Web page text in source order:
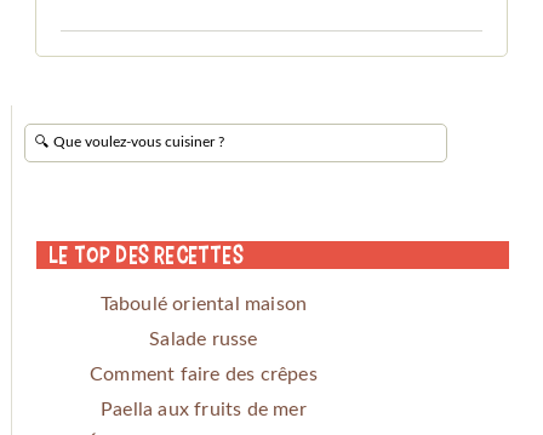
Le Top des Recettes
Taboulé oriental maison
Salade russe
Comment faire des crêpes
Paella aux fruits de mer